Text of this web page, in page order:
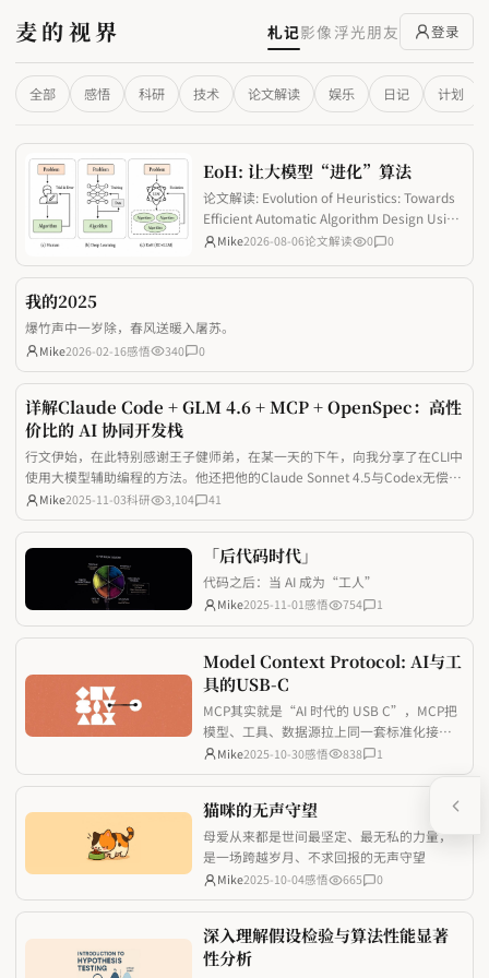
麦的视界 札记影像 浮光朋友 登录
全部 感悟 科研 技术 论文解读 娱乐 日记 计划
EoH: 让大模型“进化”算法
论文解读: Evolution of Heuristics: Towards
Efficient Automatic Algorithm Design Using
Large Language Model
Mike2026-08-06论文解读 0 0
我的2025
爆竹声中一岁除，春风送暖入屠苏。
Mike2026-02-16感悟 340 0
详解Claude Code + GLM 4.6 + MCP + OpenSpec：高性
价比的 AI 协同开发栈
行文伊始，在此特别感谢王子健师弟，在某一天的下午，向我分享了在CLI中
使用大模型辅助编程的方法。他还把他的Claude Sonnet 4.5与Codex无偿给
我使用了很久，师弟很真诚也很乐于助人！ 最近被一波跨时代 AI 技术密集
冲击后，忍不住写下两篇思考：一篇拆解了MCP的底层原理，看清了AI与现
实工具互
Mike2025-11-03科研 3,104 41
「后代码时代」
代码之后：当 AI 成为“工人”
Mike2025-11-01感悟 754 1
Model Context Protocol: AI与工
具的USB-C
MCP其实就是“AI 时代的 USB C”，MCP把
模型、工具、数据源拉上同一套标准化接
口，让开发者少踩重复造轮子的坑，也让 AI
应用真正具备随取随用的上下文能力。
Mike2025-10-30感悟 838 1
猫咪的无声守望
母爱从来都是世间最坚定、最无私的力量，
是一场跨越岁月、不求回报的无声守望
Mike2025-10-04感悟 665 0
深入理解假设检验与算法性能显著
性分析